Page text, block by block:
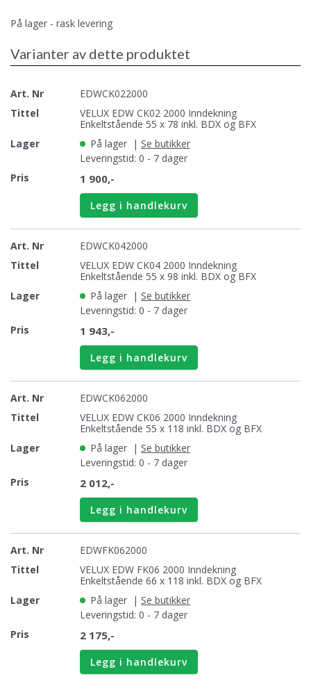
etc, må spesialinndekninger benyttes. Ta kontakt for
På lager - rask levering
Varianter av dette produktet
EDWCK022000
VELUX EDW CK02 2000 Inndekning
Enkeltstående 55 x 78 inkl. BDX og BFX
På lager | Se butikker
Leveringstid: 0 - 7 dager
1 900,-
Legg i handlekurv
EDWCK042000
VELUX EDW CK04 2000 Inndekning
Enkeltstående 55 x 98 inkl. BDX og BFX
På lager | Se butikker
Leveringstid: 0 - 7 dager
1 943,-
Legg i handlekurv
EDWCK062000
VELUX EDW CK06 2000 Inndekning
Enkeltstående 55 x 118 inkl. BDX og BFX
På lager | Se butikker
Leveringstid: 0 - 7 dager
2 012,-
Legg i handlekurv
EDWFK062000
VELUX EDW FK06 2000 Inndekning
Enkeltstående 66 x 118 inkl. BDX og BFX
På lager | Se butikker
Leveringstid: 0 - 7 dager
2 175,-
Legg i handlekurv